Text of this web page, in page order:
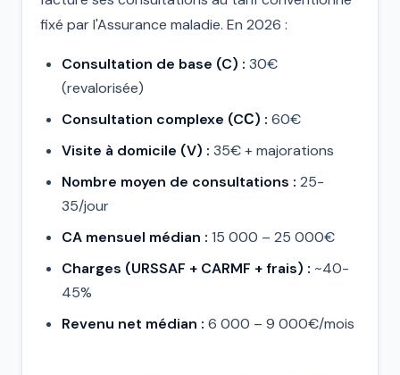
fixé par l'Assurance maladie. En 2026 :
Consultation de base (C) : 30€
(revalorisée)
Consultation complexe (CС) : 60€
Visite à domicile (V) : 35€ + majorations
Nombre moyen de consultations : 25-
35/jour
CA mensuel médian : 15 000 – 25 000€
Charges (URSSAF + CARMF + frais) : ~40-
45%
Revenu net médian : 6 000 – 9 000€/mois